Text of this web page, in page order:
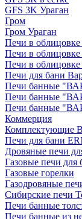
GFS 3K Ураган
Гром
Гром Ураган
Печи в облицовке
Печи в
Печи в
Печи для бани
Печи банные
Печи банные
Печи банные
Коммерция
Комплектующие
Печи для бани
Дровяные печи
Газовые печи для
Газовые горелки
Газодровяные
Сибирские печи
Печи банные
Печи банные из